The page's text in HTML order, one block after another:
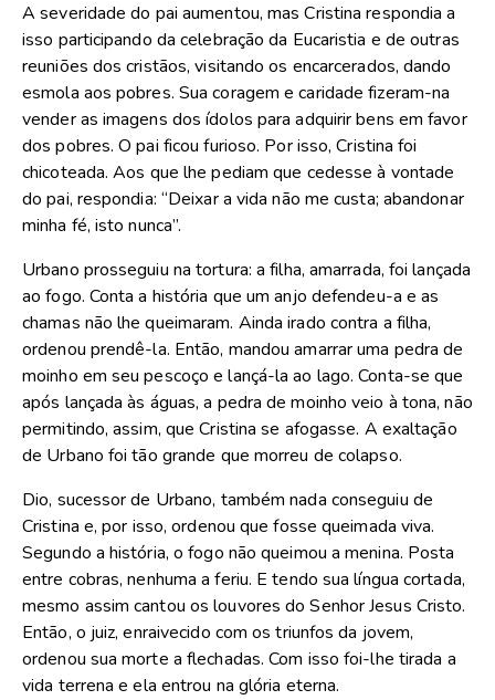
A severidade do pai aumentou, mas Cristina respondia a
isso participando da celebração da Eucaristia e de outras
reuniões dos cristãos, visitando os encarcerados, dando
esmola aos pobres. Sua coragem e caridade fizeram-na
vender as imagens dos ídolos para adquirir bens em favor
dos pobres. O pai ficou furioso. Por isso, Cristina foi
chicoteada. Aos que lhe pediam que cedesse à vontade
do pai, respondia: “Deixar a vida não me custa; abandonar
minha fé, isto nunca”.
Urbano prosseguiu na tortura: a filha, amarrada, foi lançada
ao fogo. Conta a história que um anjo defendeu-a e as
chamas não lhe queimaram. Ainda irado contra a filha,
ordenou prendê-la. Então, mandou amarrar uma pedra de
moinho em seu pescoço e lançá-la ao lago. Conta-se que
após lançada às águas, a pedra de moinho veio à tona, não
permitindo, assim, que Cristina se afogasse. A exaltação
de Urbano foi tão grande que morreu de colapso.
Dio, sucessor de Urbano, também nada conseguiu de
Cristina e, por isso, ordenou que fosse queimada viva.
Segundo a história, o fogo não queimou a menina. Posta
entre cobras, nenhuma a feriu. E tendo sua língua cortada,
mesmo assim cantou os louvores do Senhor Jesus Cristo.
Então, o juiz, enraivecido com os triunfos da jovem,
ordenou sua morte a flechadas. Com isso foi-lhe tirada a
vida terrena e ela entrou na glória eterna.